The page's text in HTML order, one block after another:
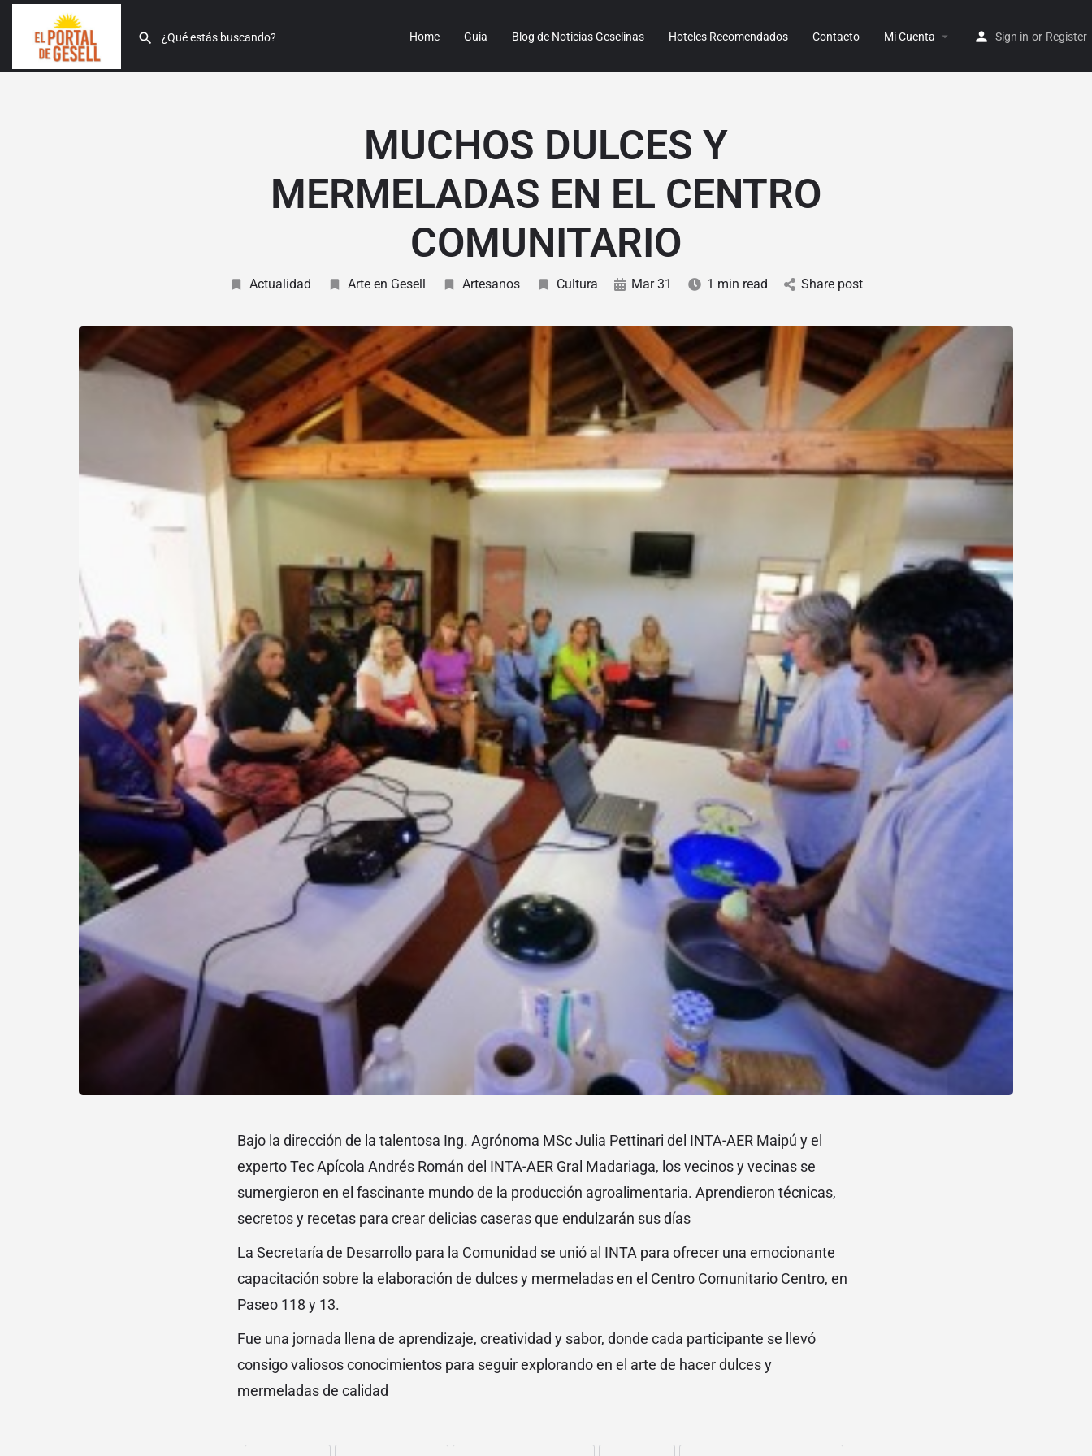
Home Guia Blog de Noticias Geselinas Hoteles Recomendados Contacto Mi Cuenta Sign in or Register
MUCHOS DULCES Y
MERMELADAS EN EL CENTRO
COMUNITARIO
Actualidad Arte en Gesell Artesanos Cultura Mar 31 1 min read Share post
Bajo la dirección de la talentosa Ing. Agrónoma MSc Julia Pettinari del INTA-AER Maipú y el
experto Tec Apícola Andrés Román del INTA-AER Gral Madariaga, los vecinos y vecinas se
sumergieron en el fascinante mundo de la producción agroalimentaria. Aprendieron técnicas,
secretos y recetas para crear delicias caseras que endulzarán sus días
La Secretaría de Desarrollo para la Comunidad se unió al INTA para ofrecer una emocionante
capacitación sobre la elaboración de dulces y mermeladas en el Centro Comunitario Centro, en
Paseo 118 y 13.
Fue una jornada llena de aprendizaje, creatividad y sabor, donde cada participante se llevó
consigo valiosos conocimientos para seguir explorando en el arte de hacer dulces y
mermeladas de calidad